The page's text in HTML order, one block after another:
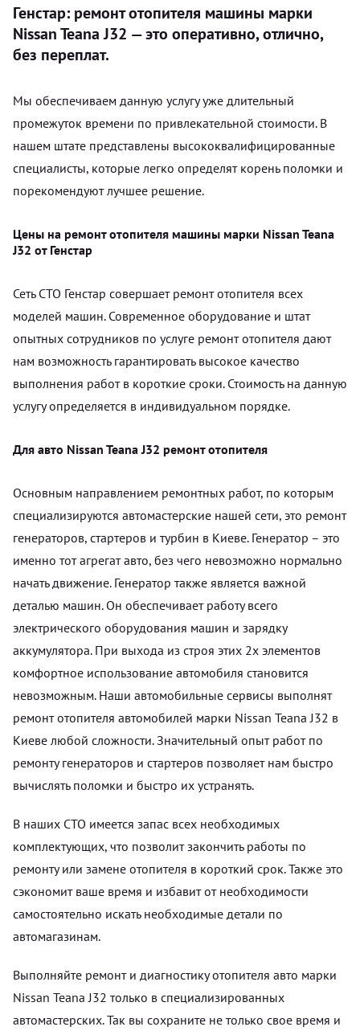
Генстар: ремонт отопителя машины марки
Nissan Teana J32 — это оперативно, отлично,
без переплат.
Мы обеспечиваем данную услугу уже длительный
промежуток времени по привлекательной стоимости. В
нашем штате представлены высококвалифицированные
специалисты, которые легко определят корень поломки и
порекомендуют лучшее решение.
Цены на ремонт отопителя машины марки Nissan Teana
J32 от Генстар
Сеть СТО Генстар совершает ремонт отопителя всех
моделей машин. Современное оборудование и штат
опытных сотрудников по услуге ремонт отопителя дают
нам возможность гарантировать высокое качество
выполнения работ в короткие сроки. Стоимость на данную
услугу определяется в индивидуальном порядке.
Для авто Nissan Teana J32 ремонт отопителя
Основным направлением ремонтных работ, по которым
специализируются автомастерские нашей сети, это ремонт
генераторов, стартеров и турбин в Киеве. Генератор – это
именно тот агрегат авто, без чего невозможно нормально
начать движение. Генератор также является важной
деталью машин. Он обеспечивает работу всего
электрического оборудования машин и зарядку
аккумулятора. При выхода из строя этих 2х элементов
комфортное использование автомобиля становится
невозможным. Наши автомобильные сервисы выполнят
ремонт отопителя автомобилей марки Nissan Teana J32 в
Киеве любой сложности. Значительный опыт работ по
ремонту генераторов и стартеров позволяет нам быстро
вычислять поломки и быстро их устранять.
В наших СТО имеется запас всех необходимых
комплектующих, что позволит закончить работы по
ремонту или замене отопителя в короткий срок. Также это
сэкономит ваше время и избавит от необходимости
самостоятельно искать необходимые детали по
автомагазинам.
Выполняйте ремонт и диагностику отопителя авто марки
Nissan Teana J32 только в специализированных
автомастерских. Так вы сохраните не только свое время и